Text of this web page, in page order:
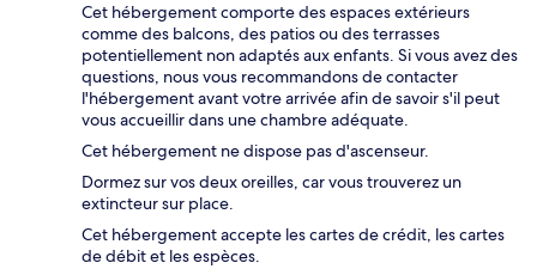
Cet hébergement comporte des espaces extérieurs
comme des balcons, des patios ou des terrasses
potentiellement non adaptés aux enfants. Si vous avez des
questions, nous vous recommandons de contacter
l'hébergement avant votre arrivée afin de savoir s'il peut
vous accueillir dans une chambre adéquate.
Cet hébergement ne dispose pas d'ascenseur.
Dormez sur vos deux oreilles, car vous trouverez un
extincteur sur place.
Cet hébergement accepte les cartes de crédit, les cartes
de débit et les espèces.